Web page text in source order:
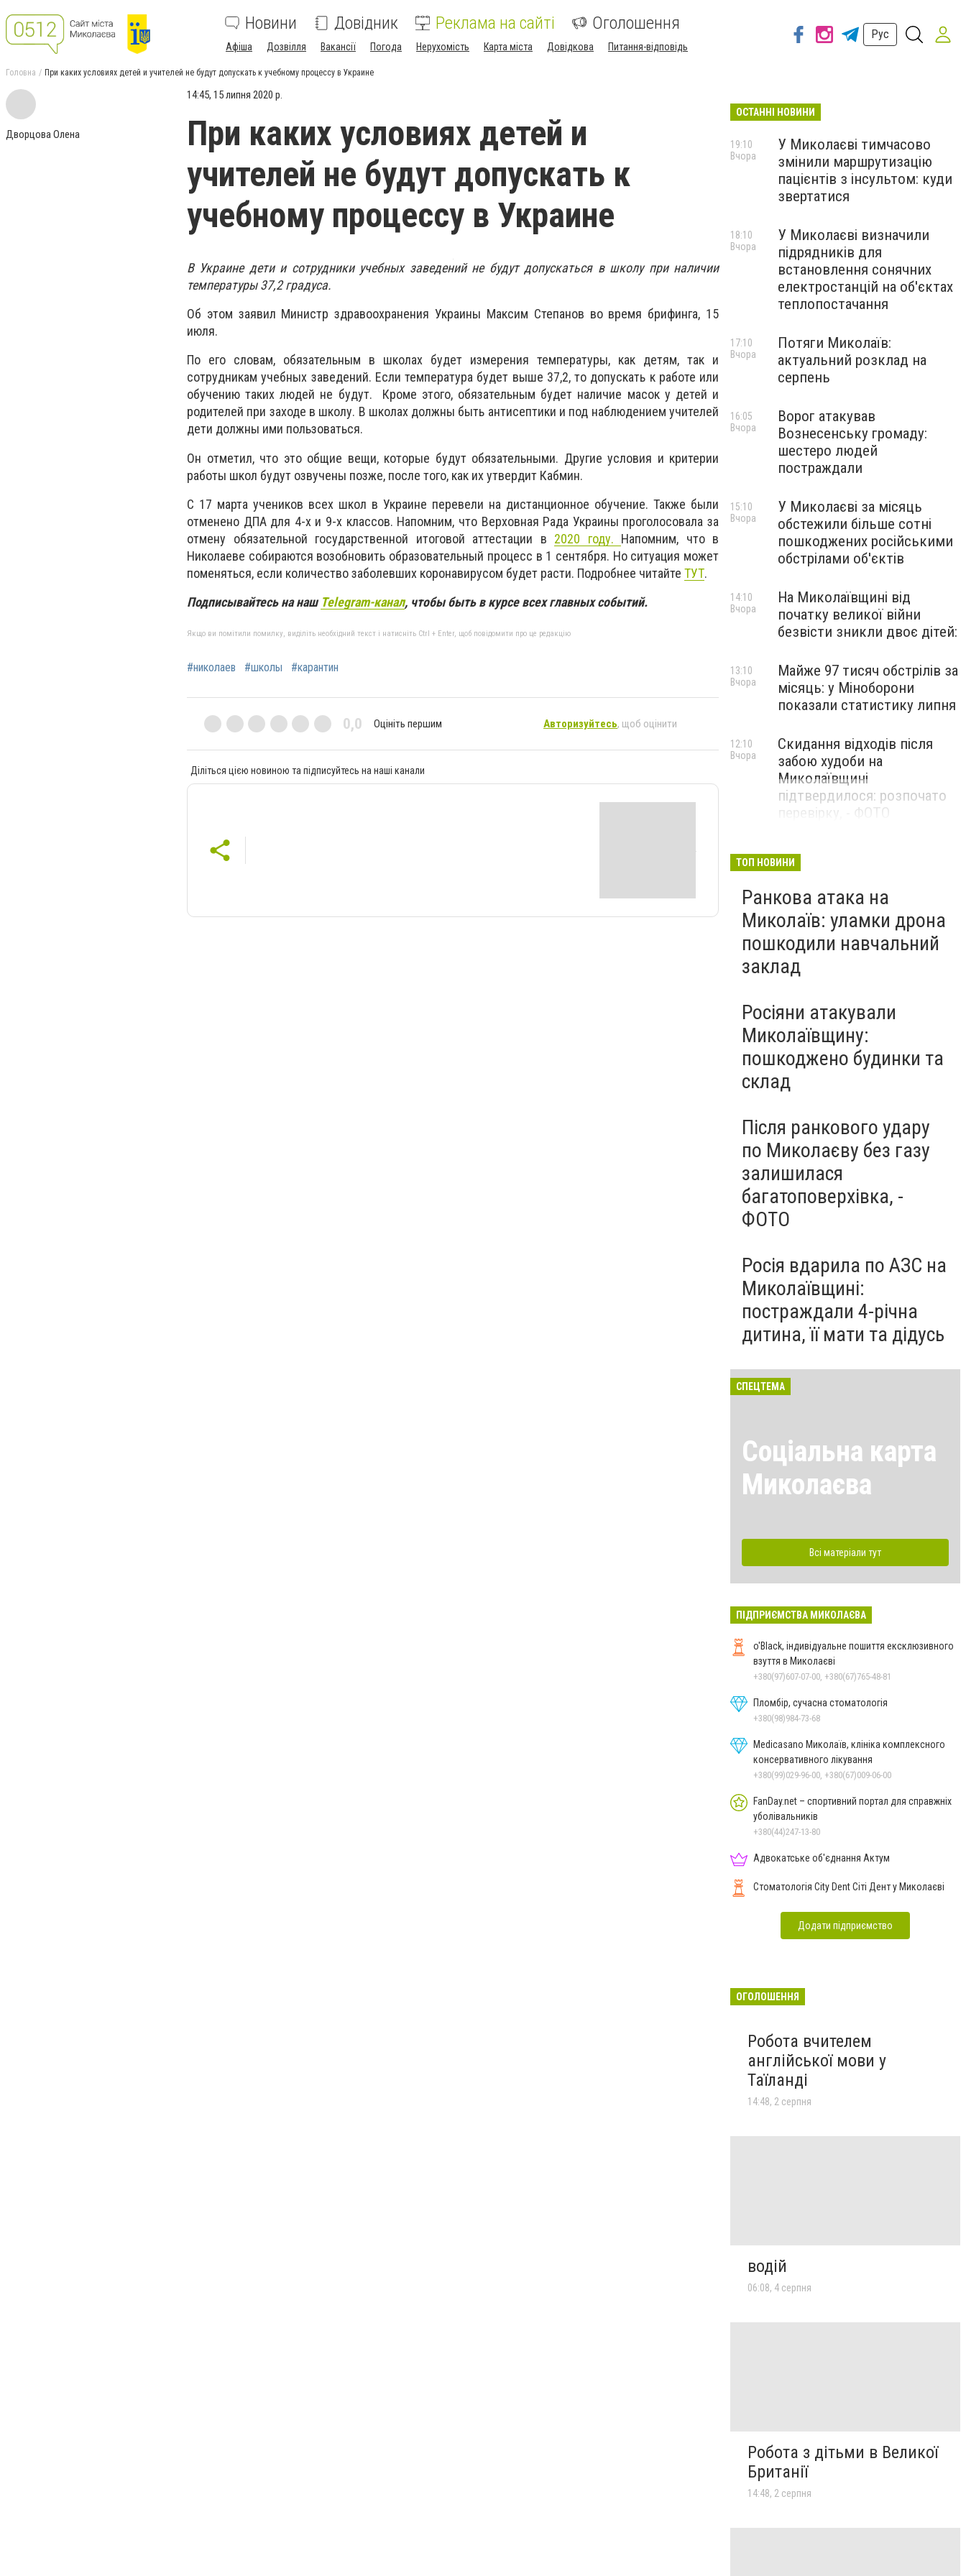
Новини Довідник Реклама на сайті Оголошення
Афіша Дозвілля Вакансії Погода Нерухомість Карта міста Довідкова Питання-відповідь
Рус
Головна При каких условиях детей и учителей не будут допускать к учебному процессу в Украине
Дворцова Олена
14:45, 15 липня 2020 р.
При каких условиях детей и
учителей не будут допускать к
учебному процессу в Украине
В Украине дети и сотрудники учебных заведений не будут допускаться в школу при наличии
температуры 37,2 градуса.
Об этом заявил Министр здравоохранения Украины Максим Степанов во время брифинга, 15
июля.
По его словам, обязательным в школах будет измерения температуры, как детям, так и
сотрудникам учебных заведений. Если температура будет выше 37,2, то допускать к работе или
обучению таких людей не будут. Кроме этого, обязательным будет наличие масок у детей и
родителей при заходе в школу. В школах должны быть антисептики и под наблюдением учителей
дети должны ими пользоваться.
Он отметил, что это общие вещи, которые будут обязательными. Другие условия и критерии
работы школ будут озвучены позже, после того, как их утвердит Кабмин.
С 17 марта учеников всех школ в Украине перевели на дистанционное обучение. Также были
отменено ДПА для 4-х и 9-х классов. Напомним, что Верховная Рада Украины проголосовала за
отмену обязательной государственной итоговой аттестации в 2020 году. Напомним, что в
Николаеве собираются возобновить образовательный процесс в 1 сентября. Но ситуация может
поменяться, если количество заболевших коронавирусом будет расти. Подробнее читайте ТУТ.
Подписывайтесь на наш Telegram-канал, чтобы быть в курсе всех главных событий.
Якщо ви помітили помилку, виділіть необхідний текст і натисніть Ctrl + Enter, щоб повідомити про це редакцію
#николаев #школы #карантин
0,0 Оцініть першим Авторизуйтесь, щоб оцінити
Діліться цією новиною та підписуйтесь на наші канали
ОСТАННІ НОВИНИ
У Миколаєві тимчасово
змінили маршрутизацію
пацієнтів з інсультом: куди
звертатися
19:10
Вчора
У Миколаєві визначили
підрядників для
встановлення сонячних
електростанцій на об'єктах
теплопостачання
18:10
Вчора
Потяги Миколаїв:
актуальний розклад на
серпень
17:10
Вчора
Ворог атакував
Вознесенську громаду:
шестеро людей
постраждали
16:05
Вчора
У Миколаєві за місяць
обстежили більше сотні
пошкоджених російськими
обстрілами об'єктів
15:10
Вчора
На Миколаївщині від
початку великої війни
безвісти зникли двоє дітей:
14:10
Вчора
Майже 97 тисяч обстрілів за
місяць: у Міноборони
показали статистику липня
13:10
Вчора
Скидання відходів після
забою худоби на
Миколаївщині
підтвердилося: розпочато
перевірку, - ФОТО
12:10
Вчора
ТОП НОВИНИ
Ранкова атака на
Миколаїв: уламки дрона
пошкодили навчальний
заклад
Росіяни атакували
Миколаївщину:
пошкоджено будинки та
склад
Після ранкового удару
по Миколаєву без газу
залишилася
багатоповерхівка, -
ФОТО
Росія вдарила по АЗС на
Миколаївщині:
постраждали 4-річна
дитина, її мати та дідусь
СПЕЦТЕМА
Соціальна карта
Миколаєва
Всі матеріали тут
ПІДПРИЄМСТВА МИКОЛАЄВА
o'Black, індивідуальне пошиття ексклюзивного
взуття в Миколаєві
+380(97)607-07-00, +380(67)765-48-81
Пломбір, сучасна стоматологія
+380(98)984-73-68
Medicasano Миколаїв, клініка комплексного
консервативного лікування
+380(99)029-96-00, +380(67)009-06-00
FanDay.net – спортивний портал для справжніх
уболівальників
+380(44)247-13-80
Адвокатське об'єднання Актум
Стоматологія City Dent Сіті Дент у Миколаєві
Додати підприємство
ОГОЛОШЕННЯ
Робота вчителем
англійської мови у
Таїланді
14:48, 2 серпня
водій
06:08, 4 серпня
Робота з дітьми в Великої
Британії
14:48, 2 серпня